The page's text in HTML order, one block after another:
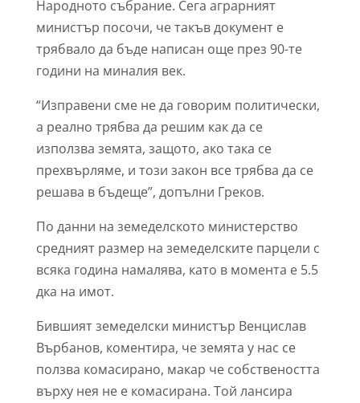
Народното събрание. Сега аграрният
министър посочи, че такъв документ е
трябвало да бъде написан още през 90-те
години на миналия век.
“Изправени сме не да говорим политически,
а реално трябва да решим как да се
използва земята, защото, ако така се
прехвърляме, и този закон все трябва да се
решава в бъдеще”, допълни Греков.
По данни на земеделското министерство
средният размер на земеделските парцели с
всяка година намалява, като в момента е 5.5
дка на имот.
Бившият земеделски министър Венцислав
Върбанов, коментира, че земята у нас се
ползва комасирано, макар че собствеността
върху нея не е комасирана. Той лансира